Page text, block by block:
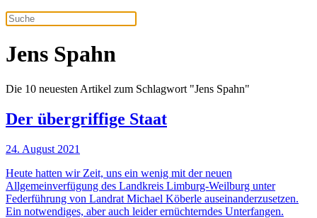
Jens Spahn
Die 10 neuesten Artikel zum Schlagwort "Jens Spahn"
Der übergriffige Staat
24. August 2021
Heute hatten wir Zeit, uns ein wenig mit der neuen
Allgemeinverfügung des Landkreis Limburg-Weilburg unter
Federführung von Landrat Michael Köberle auseinanderzusetzen.
Ein notwendiges, aber auch leider ernüchterndes Unterfangen.